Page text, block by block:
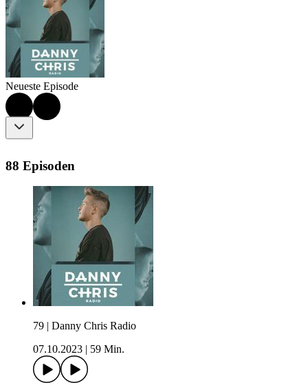
Neueste Episode
88 Episoden
79 | Danny Chris Radio
07.10.2023
59 Min.